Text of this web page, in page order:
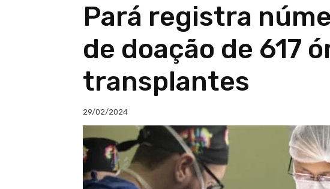
Pará registra
de doação de 617
transplantes
29/02/2024